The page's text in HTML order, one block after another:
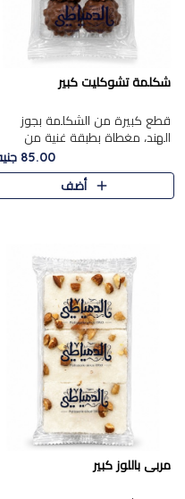
شكلمة تشوكليت كبير
قطع كبيرة من الشكلمة بجوز
الهند، مغطاة بطبقة غنية من
الشوكولاتة الفاخرة لتجمع بين
القوام الطري من الداخل مركز جوز
الهند المطاطي والمذاق الغن..
85.00 جنيه
أضف
مربى باللوز كبير